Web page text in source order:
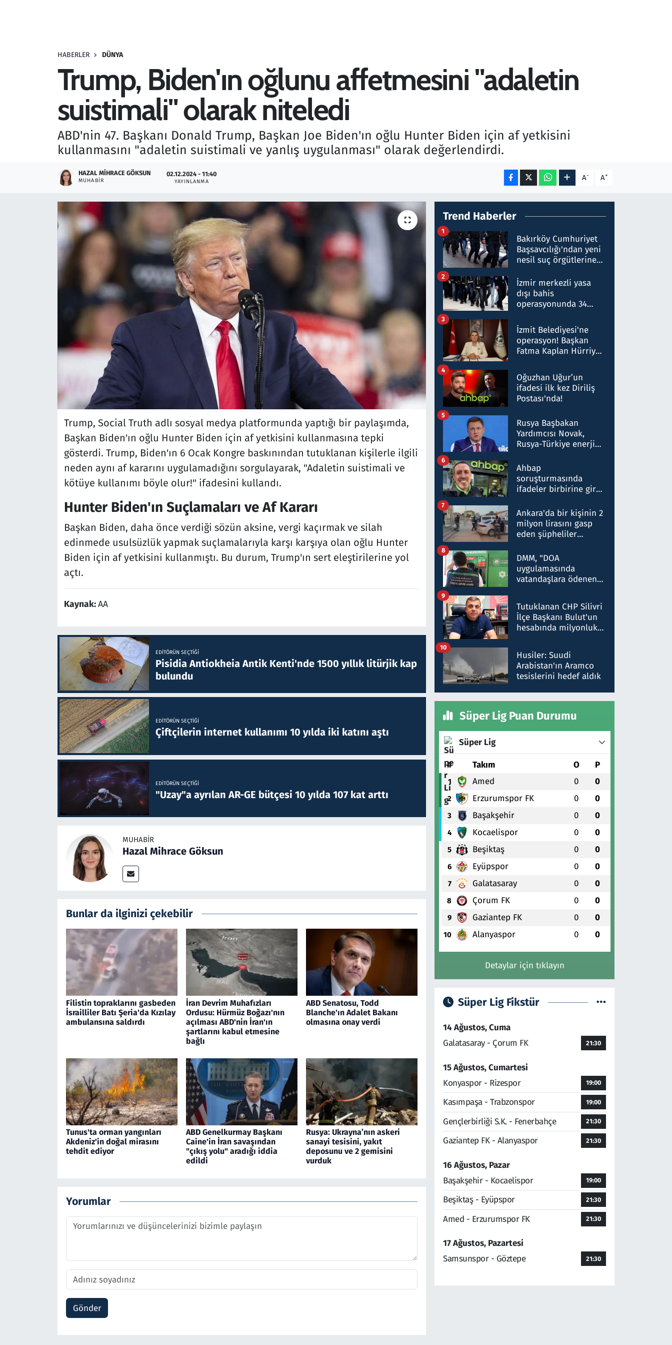
HABERLER DÜNYA
Trump, Biden'ın oğlunu affetmesini "adaletin
suistimali" olarak niteledi
ABD'nin 47. Başkanı Donald Trump, Başkan Joe Biden'ın oğlu Hunter Biden için af yetkisini
kullanmasını "adaletin suistimali ve yanlış uygulanması" olarak değerlendirdi.
HAZAL MIHRACE GÖKSUN
MUHABIR
02.12.2024 - 11:40
YAYINLANMA A- A+
Trump, Social Truth adlı sosyal medya platformunda yaptığı bir paylaşımda,
Başkan Biden'ın oğlu Hunter Biden için af yetkisini kullanmasına tepki
gösterdi. Trump, Biden'ın 6 Ocak Kongre baskınından tutuklanan kişilerle ilgili
neden aynı af kararını uygulamadığını sorgulayarak, "Adaletin suistimali ve
kötüye kullanımı böyle olur!" ifadesini kullandı.
Hunter Biden'ın Suçlamaları ve Af Kararı
Başkan Biden, daha önce verdiği sözün aksine, vergi kaçırmak ve silah
edinmede usulsüzlük yapmak suçlamalarıyla karşı karşıya olan oğlu Hunter
Biden için af yetkisini kullanmıştı. Bu durum, Trump'ın sert eleştirilerine yol
açtı.
Kaynak:AA
EDITÖRÜN SEÇTIĞI
Pisidia Antiokheia Antik Kenti'nde 1500 yıllık litürjik kap
bulundu
EDITÖRÜN SEÇTIĞI
Çiftçilerin internet kullanımı 10 yılda iki katını aştı
EDITÖRÜN SEÇTIĞI
"Uzay"a ayrılan AR-GE bütçesi 10 yılda 107 kat arttı
MUHABIR
Hazal Mihrace Göksun
Bunlar da ilginizi çekebilir
Filistin topraklarını gasbeden
İsrailliler Batı Şeria'da Kızılay
ambulansına saldırdı
İran Devrim Muhafızları
Ordusu: Hürmüz Boğazı'nın
açılması ABD'nin İran'ın
şartlarını kabul etmesine
bağlı
ABD Senatosu, Todd
Blanche'ın Adalet Bakanı
olmasına onay verdi
Tunus'ta orman yangınları
Akdeniz'in doğal mirasını
tehdit ediyor
ABD Genelkurmay Başkanı
Caine'in İran savaşından
"çıkış yolu" aradığı iddia
edildi
Rusya: Ukrayna’nın askeri
sanayi tesisini, yakıt
deposunu ve 2 gemisini
vurduk
Yorumlar
Gönder
Trend Haberler
Bakırköy Cumhuriyet
Başsavcılığı'ndan yeni
nesil suç örgütlerine
hakkında gözaltı kararı
1
İzmir merkezli yasa
dışı bahis
operasyonunda 34
Milyar liralık para
trafiği tespit edildi
2
İzmit Belediyesi'ne
operasyon! Başkan
Fatma Kaplan Hürriyet
3
Oğuzhan Uğur’un
ifadesi ilk kez Diriliş
Postası'nda!
4
Rusya Başbakan
Yardımcısı Novak,
Rusya-Türkiye enerji
nitelikte olduğunu
belirtti
5
Ahbap
soruşturmasında
ifadeler birbirine girdi:
ifadelerinden ortaya
çıkan tablo şok etti
6
Ankara'da bir kişinin 2
milyon lirasını gasp
eden şüpheliler
7
DMM, "DOA
uygulamasında
vatandaşlara ödenen
düşürüldüğü" iddiasını
yalanladı
8
Tutuklanan CHP Silivri
İlçe Başkanı Bulut'un
hesabında milyonluk
talimat verdi, ben
gönderdim
9
Husiler: Suudi
Arabistan'ın Aramco
tesislerini hedef aldık
10
Süper Lig Puan Durumu
Süper Lig
# Takım O P
1 Amed 0 0
2 Erzurumspor FK 0 0
3 Başakşehir 0 0
4 Kocaelispor 0 0
5 Beşiktaş 0 0
6 Eyüpspor 0 0
7 Galatasaray 0 0
8 Çorum FK 0 0
9 Gaziantep FK 0 0
10 Alanyaspor 0 0
Detaylar için tıklayın
Süper Lig Fikstür
14 Ağustos, Cuma
Galatasaray - Çorum FK
21:30
15 Ağustos, Cumartesi
Konyaspor - Rizespor
19:00
Kasımpaşa - Trabzonspor 19:00
Gençlerbirliği S.K. - Fenerbahçe 21:30
Gaziantep FK - Alanyaspor 21:30
16 Ağustos, Pazar
Başakşehir - Kocaelispor
19:00
Beşiktaş - Eyüpspor 21:30
Amed - Erzurumspor FK 21:30
17 Ağustos, Pazartesi
Samsunspor - Göztepe
21:30
Savunma Sanayi
Teknoloji ve Bilim
Televizyon